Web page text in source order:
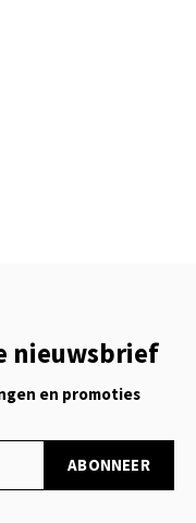
nieuwsbrief
en promoties
ABONNEER